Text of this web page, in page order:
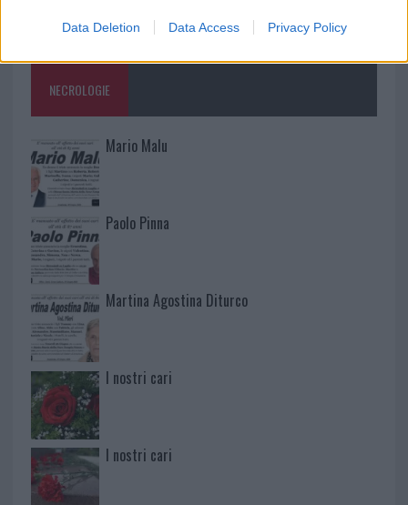
Data Deletion Data Access Privacy Policy
NECROLOGIE
Mario Malu
Paolo Pinna
Martina Agostina Diturco
I nostri cari
I nostri cari